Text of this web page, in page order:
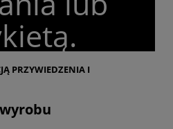
PRZYWIEDZENIA I